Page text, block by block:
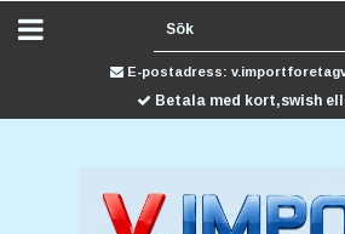
E-postadress:
Betala med kort,swish